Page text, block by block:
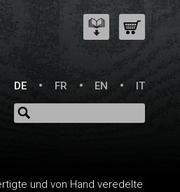
DE
FR EN IT
und von Hand veredelte